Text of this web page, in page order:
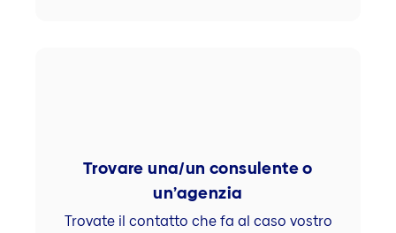
Trovare una/un consulente o
un’agenzia
Trovate il contatto che fa al caso vostro